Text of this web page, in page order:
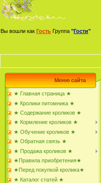
Вы вошли как Гость Группа "Гости"
Меню сайта
★ Главная страница ★
★ Кролики питомника ★
★ Содержание кроликов ★
★ Кормление кроликов ★
★ Обучение кроликов ★
★ Обратная связь ★
★ Продажа кроликов ★
★Правила приобретения★
★Перед покупкой кролика★
★ Каталог статей ★